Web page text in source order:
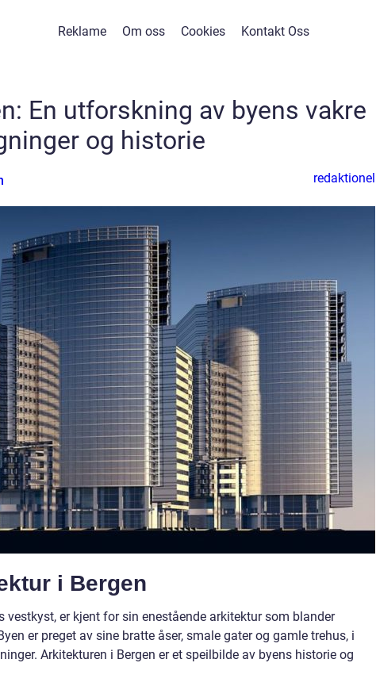
Reklame Om oss Cookies Kontakt Oss
En utforskning av byens vakre
og historie
redaktionel
i Bergen
vestkyst, er kjent for sin enestående arkitektur som blander
er preget av sine bratte åser, smale gater og gamle trehus, i
Arkitekturen i Bergen er et speilbilde av byens historie og